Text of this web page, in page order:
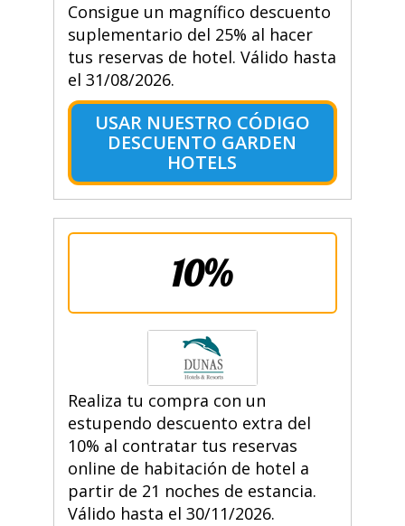
Consigue un magnífico descuento
suplementario del 25% al hacer
tus reservas de hotel. Válido hasta
el 31/08/2026.
USAR NUESTRO CÓDIGO
DESCUENTO GARDEN
HOTELS
10%
Realiza tu compra con un
estupendo descuento extra del
10% al contratar tus reservas
online de habitación de hotel a
partir de 21 noches de estancia.
Válido hasta el 30/11/2026.